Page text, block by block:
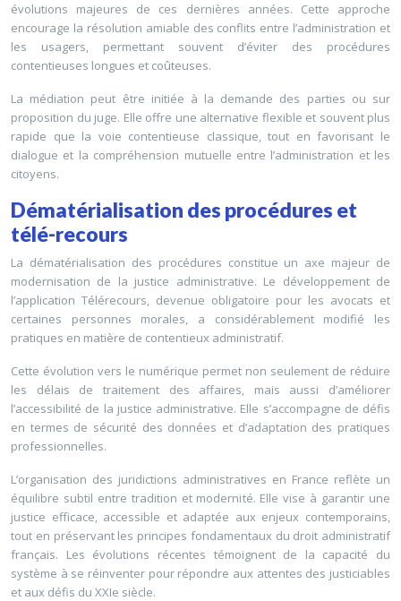
évolutions majeures de ces dernières années. Cette approche
encourage la résolution amiable des conflits entre l’administration et
les usagers, permettant souvent d’éviter des procédures
contentieuses longues et coûteuses.
La médiation peut être initiée à la demande des parties ou sur
proposition du juge. Elle offre une alternative flexible et souvent plus
rapide que la voie contentieuse classique, tout en favorisant le
dialogue et la compréhension mutuelle entre l’administration et les
citoyens.
Dématérialisation des procédures et
télé-recours
La dématérialisation des procédures constitue un axe majeur de
modernisation de la justice administrative. Le développement de
l’application Télérecours, devenue obligatoire pour les avocats et
certaines personnes morales, a considérablement modifié les
pratiques en matière de contentieux administratif.
Cette évolution vers le numérique permet non seulement de réduire
les délais de traitement des affaires, mais aussi d’améliorer
l’accessibilité de la justice administrative. Elle s’accompagne de défis
en termes de sécurité des données et d’adaptation des pratiques
professionnelles.
L’organisation des juridictions administratives en France reflète un
équilibre subtil entre tradition et modernité. Elle vise à garantir une
justice efficace, accessible et adaptée aux enjeux contemporains,
tout en préservant les principes fondamentaux du droit administratif
français. Les évolutions récentes témoignent de la capacité du
système à se réinventer pour répondre aux attentes des justiciables
et aux défis du XXIe siècle.